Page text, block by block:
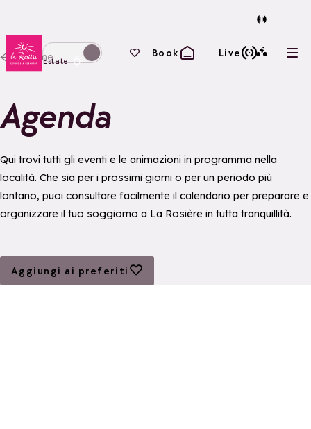
Torna alla home page
Passa alla modalità invernale
Estate
I tuoi preferiti
Book Live
Home
Agenda
Qui trovi tutti gli eventi e le animazioni in programma nella
località. Che sia per i prossimi giorni o per un periodo più
lontano, puoi consultare facilmente il calendario per preparare e
organizzare il tuo soggiorno a La Rosière in tutta tranquillità.
Aggiungi ai preferiti
Aggiungi ai preferiti